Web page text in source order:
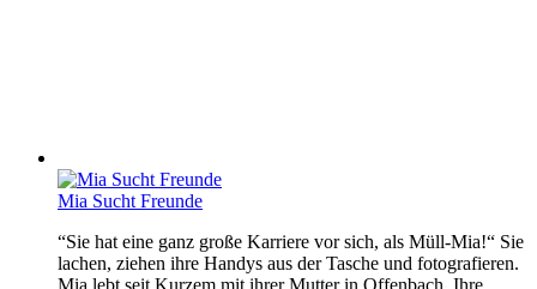
Mia Sucht Freunde
“Sie hat eine ganz große Karriere vor sich, als Müll-Mia!“ Sie
lachen, ziehen ihre Handys aus der Tasche und fotografieren.